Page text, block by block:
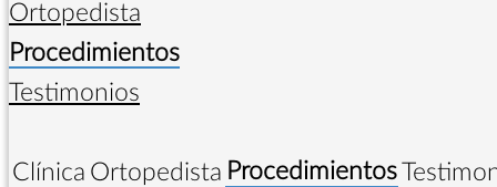
Ortopedista
Procedimientos
Testimonios
Clínica Ortopedista Procedimientos